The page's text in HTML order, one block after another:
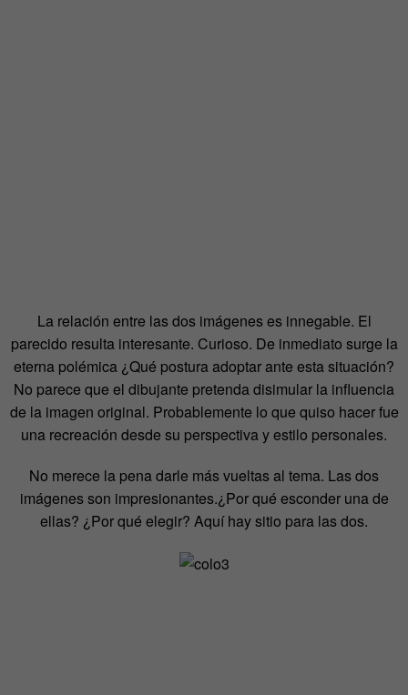
La relación entre las dos imágenes es innegable. El
parecido resulta interesante. Curioso. De inmediato surge la
eterna polémica ¿Qué postura adoptar ante esta situación?
No parece que el dibujante pretenda disimular la influencia
de la imagen original. Probablemente lo que quiso hacer fue
una recreación desde su perspectiva y estilo personales.
No merece la pena darle más vueltas al tema. Las dos
imágenes son impresionantes.¿Por qué esconder una de
ellas? ¿Por qué elegir? Aquí hay sitio para las dos.